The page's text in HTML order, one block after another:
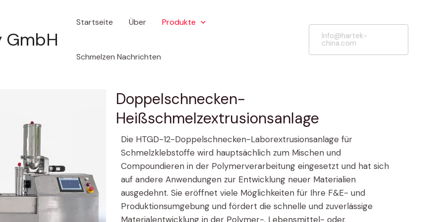
GmbH
Startseite Über Produkte
Schmelzen Nachrichten
Info@hartek-
china.com
Doppelschnecken-
Heißschmelzextrusionsanlage
Die HTGD-12-Doppelschnecken-Laborextrusionsanlage für
Schmelzklebstoffe wird hauptsächlich zum Mischen und
Compoundieren in der Polymerverarbeitung eingesetzt und hat sich
auf andere Anwendungen zur Entwicklung neuer Materialien
ausgedehnt. Sie eröffnet viele Möglichkeiten für Ihre F&E- und
Produktionsumgebung und fördert die schnelle und zuverlässige
Materialentwicklung in der Polymer-, Lebensmittel- oder